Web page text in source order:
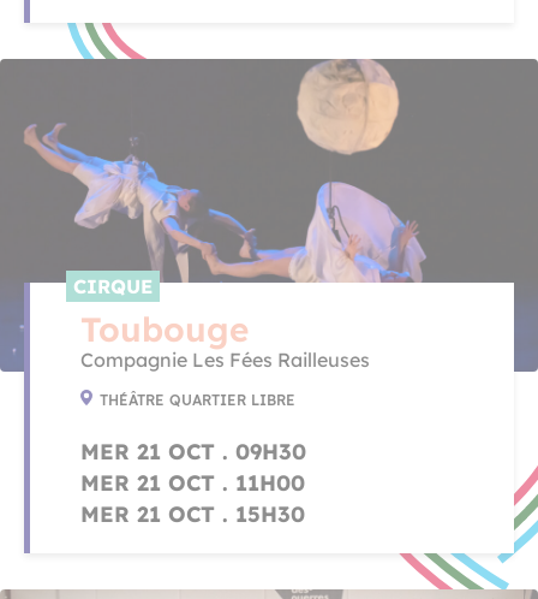
CIRQUE
Toubouge
Compagnie Les Fées Railleuses
THÉÂTRE QUARTIER LIBRE
MER 21 OCT . 09H30
MER 21 OCT . 11H00
MER 21 OCT . 15H30